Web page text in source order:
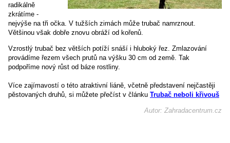
radikálně
zkrátíme -
nejvýše na tři očka. V tužších zimách může trubač namrznout.
Většinou však dobře znovu obráží od kořenů.
Vzrostlý trubač bez větších potíží snáší i hluboký řez. Zmlazování
provádíme řezem všech prutů na výšku 30 cm od země. Tak
podpoříme nový růst od báze rostliny.
Více zajímavostí o této atraktivní liáně, včetně představení nejčastěji
pěstovaných druhů, si můžete přečíst v článku Trubač neboli křivouš
Autor: Zahradacentrum.cz